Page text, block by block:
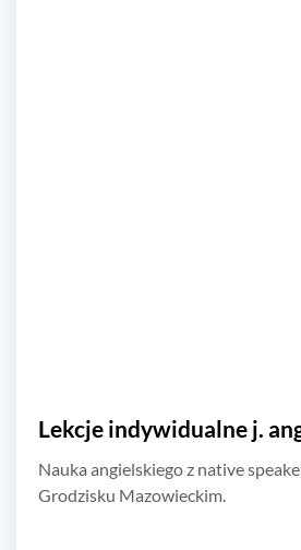
Lekcje indywidualne j.
Nauka angielskiego z native
Grodzisku Mazowieckim.